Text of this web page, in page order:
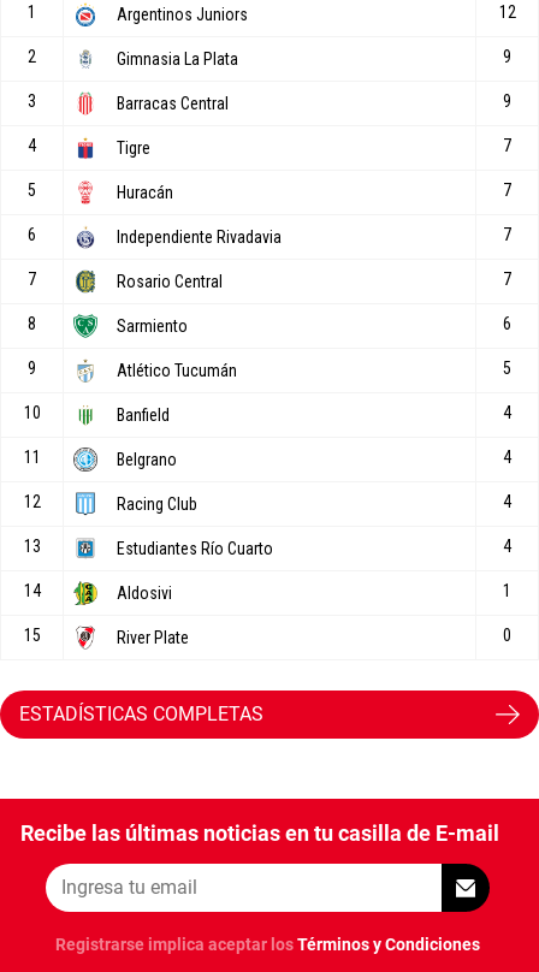
ESTADÍSTICAS COMPLETAS
Recibe las últimas noticias en tu casilla de E-mail
Registrarse implica aceptar losTérminos y Condiciones